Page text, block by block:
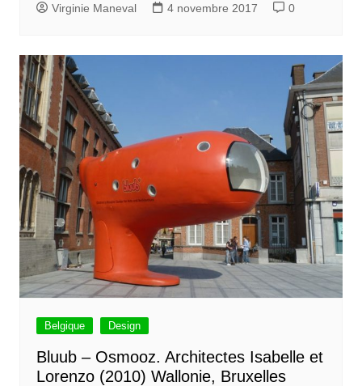
Virginie Maneval 4 novembre 2017 0
Belgique Design
Bluub – Osmooz. Architectes Isabelle et
Lorenzo (2010) Wallonie, Bruxelles